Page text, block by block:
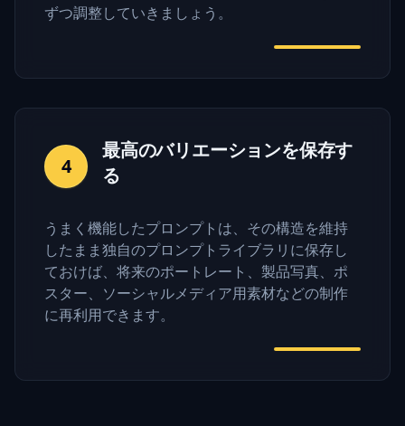
ずつ調整していきましょう。
4
最高のバリエーションを保存す
る
うまく機能したプロンプトは、その構造を維持
したまま独自のプロンプトライブラリに保存し
ておけば、将来のポートレート、製品写真、ポ
スター、ソーシャルメディア用素材などの制作
に再利用できます。